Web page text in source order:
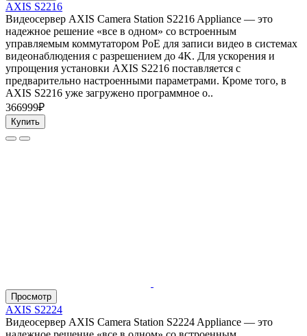
AXIS S2216
Видеосервер AXIS Camera Station S2216 Appliance — это
надежное решение «все в одном» со встроенным
управляемым коммутатором PoE для записи видео в системах
видеонаблюдения с разрешением до 4K. Для ускорения и
упрощения установки AXIS S2216 поставляется с
предварительно настроенными параметрами. Кроме того, в
AXIS S2216 уже загружено программное о..
366999₽
Купить
Просмотр
AXIS S2224
Видеосервер AXIS Camera Station S2224 Appliance — это